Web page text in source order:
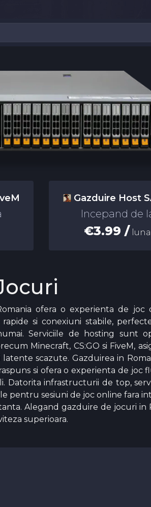
Gazduire Host
Incepand de
€3.99 / luna
ofera o experienta de joc
si conexiuni stabile,
Serviciile de hosting sunt
Minecraft, CS:GO si FiveM,
scazute. Gazduirea in
si ofera o experienta de joc
Datorita infrastructurii de top,
pentru sesiuni de joc online fara
Alegand gazduire de jocuri in
superioara.